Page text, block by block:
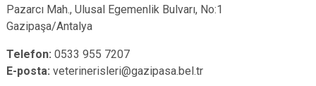
Pazarcı Mah., Ulusal Egemenlik Bulvarı, No:1
Gazipaşa/Antalya
Telefon: 0533 955 7207
E-posta: veterinerisleri@gazipasa.bel.tr